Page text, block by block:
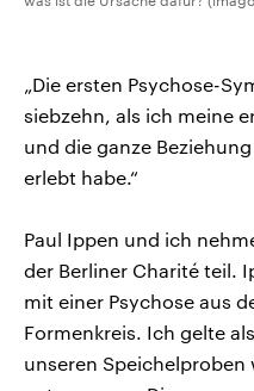
„Die ersten Psychose-
siebzehn, als ich meine
und die ganze
erlebt habe.“
Paul Ippen und ich
der Berliner Charité teil.
mit einer Psychose aus
Formenkreis. Ich gelte
unseren Speichelproben